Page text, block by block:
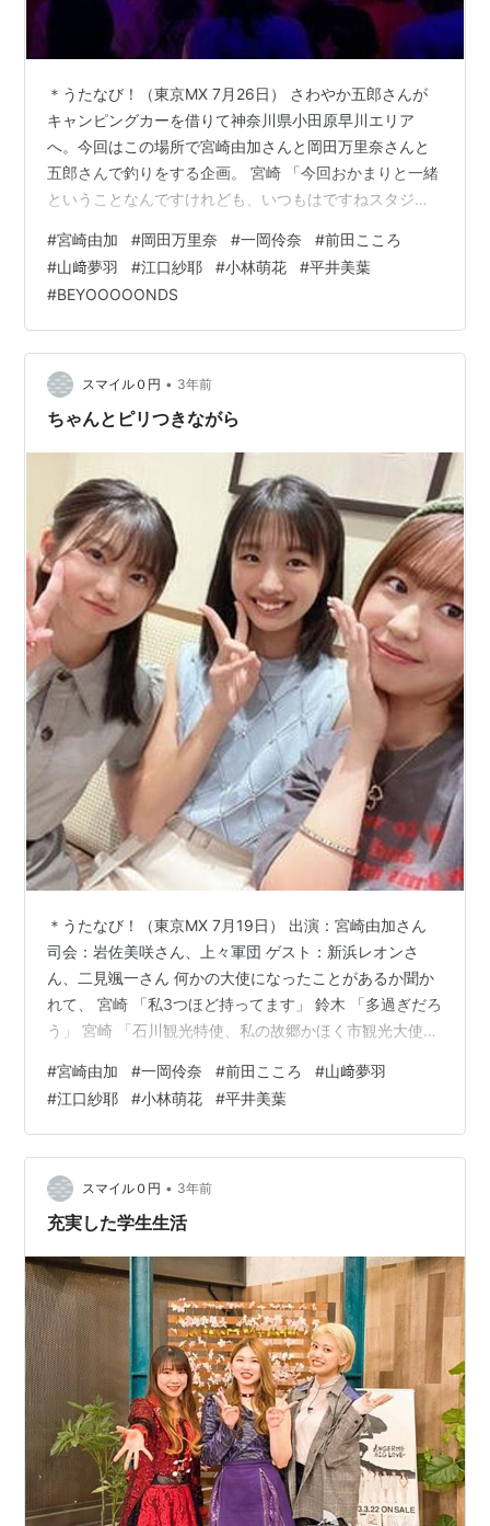
＊うたなび！（東京MX 7月26日） さわやか五郎さんが
キャンピングカーを借りて神奈川県小田原早川エリア
へ。今回はこの場所で宮崎由加さんと岡田万里奈さんと
五郎さんで釣りをする企画。 宮崎 「今回おかまりと一緒
ということなんですけれども、いつもはですねスタジオ
れども今回は自然に触れ合おうということで外に出て来
ちゃいました」 岡田 「イエーイ！」（拍手） 宮崎
「で、スタッフさんに聞いたところによると、なんか今
後釣りをやっていくらしいみたいな話になって「おやお
や私釣りなんにも分からないぞ。大丈夫かな？」って思
ったらいい先生がいるんだよということで誰…
#宮崎由加 #岡田万里奈 #一岡伶奈 #前田こころ
#山﨑夢羽 #江口紗耶 #小林萌花 #平井美葉
#BEYOOOOONDS
スマイル０円 • 3年前
ちゃんとピリつきながら
＊うたなび！（東京MX 7月19日） 出演：宮崎由加さん
司会：岩佐美咲さん、上々軍団 ゲスト：新浜レオンさ
ん、二見颯一さん 何かの大使になったことがあるか聞か
れて、 宮崎 「私3つほど持ってます」 鈴木 「多過ぎだろ
う」 宮崎 「石川観光特使、私の故郷かほく市観光大使、
特使にも選んで頂いております」 ビヨなびステーション
のコーナーには一岡伶奈さん、前田こころさん、山﨑夢
羽さん、江口紗耶さん、小林萌花さん、平井美葉さん 一
岡 「今回は5月15日に行なわれました『NEO BEYO at
BUDOOOOOKAN!!!!!!!!!!!!』についての感…
#宮崎由加 #一岡伶奈 #前田こころ #山﨑夢羽
#江口紗耶 #小林萌花 #平井美葉
スマイル０円 • 3年前
充実した学生生活